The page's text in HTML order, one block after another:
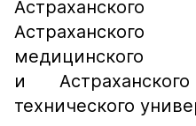
Астраханского
Астраханского
и Астраханского
технического